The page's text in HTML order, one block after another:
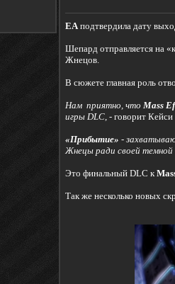
EAподтвердила дату
Шепард отправляется на
Жнецов.
В сюжете главная роль
Нам приятно, что Mass
игры DLC, - говорит
«Прибытие» -
Жнецы ради своей
Это финальный DLC к
Так же несколько новых